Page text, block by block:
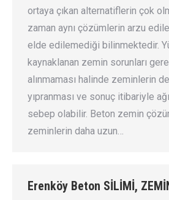
ortaya çıkan alternatiflerin çok
zaman aynı çözümlerin arzu
elde edilemediği bilinmektedir.
kaynaklanan zemin sorunları
alınmaması halinde zeminlerin
yıpranması ve sonuç itibariyle
sebep olabilir. Beton zemin
zeminlerin daha uzun…
Erenköy Beton SİLİMİ,